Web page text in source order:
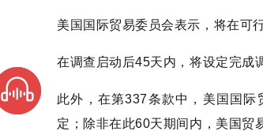
美国国际贸易委员会表示，将在可
在调查启动后45天内，将设定完成
此外，在第337条款中，美国国
定；除非在此60天期间内，美国贸